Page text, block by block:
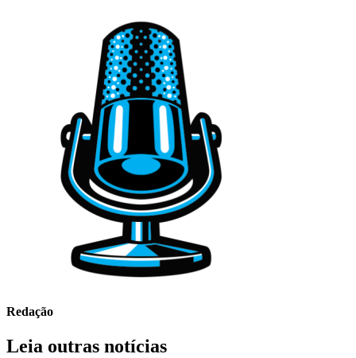
Redação
Leia outras notícias